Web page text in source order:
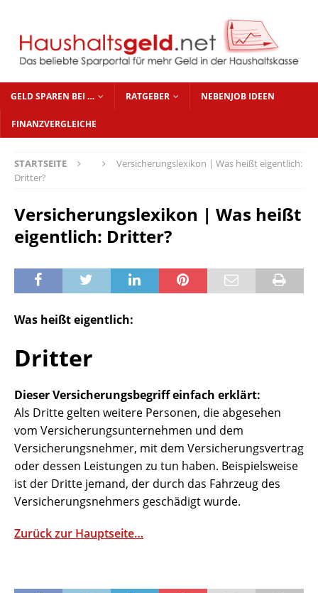
GELD SPAREN BEI … RATGEBER NEBENJOB IDEEN
FINANZVERGLEICHE
STARTSEITE
Versicherungslexikon | Was heißt eigentlich:
Dritter?
Versicherungslexikon | Was heißt
eigentlich: Dritter?
Was heißt eigentlich:
Dritter
Dieser Versicherungsbegriff einfach erklärt:
Als Dritte gelten weitere Personen, die abgesehen
vom Versicherungsunternehmen und dem
Versicherungsnehmer, mit dem Versicherungsvertrag
oder dessen Leistungen zu tun haben. Beispielsweise
ist der Dritte jemand, der durch das Fahrzeug des
Versicherungsnehmers geschädigt wurde.
Zurück zur Hauptseite…